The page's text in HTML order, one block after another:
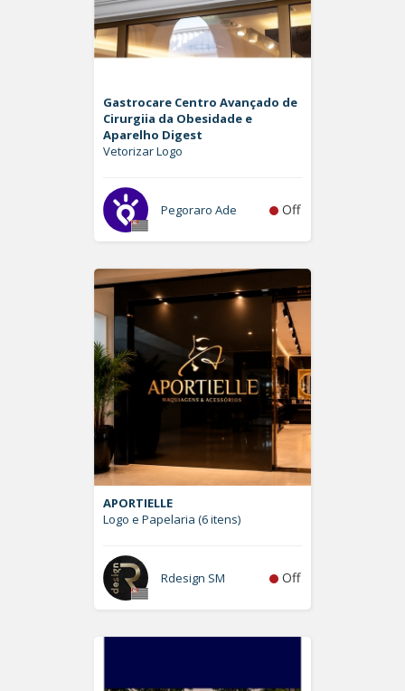
Gastrocare Centro Avançado de
Cirurgiia da Obesidade e
Aparelho Digest
Vetorizar Logo
Pegoraro Ade Off
APORTIELLE
Logo e Papelaria (6 itens)
Rdesign SM Off